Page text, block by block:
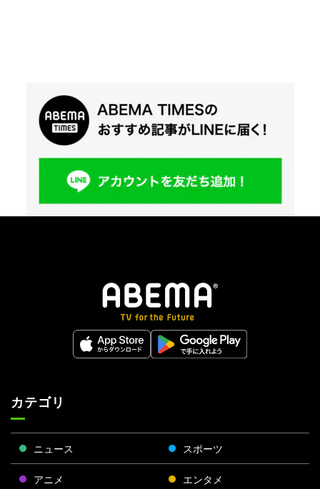
カテゴリ
ニュース スポーツ
アニメ エンタメ